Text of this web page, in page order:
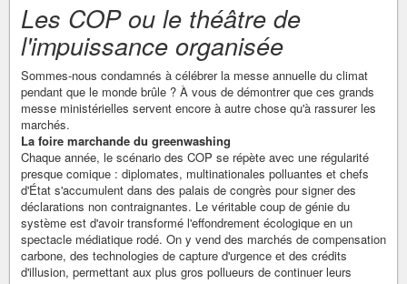
Les COP ou le théâtre de
l'impuissance organisée
Sommes-nous condamnés à célébrer la messe annuelle du climat
pendant que le monde brûle ? À vous de démontrer que ces grands
messe ministérielles servent encore à autre chose qu'à rassurer les
marchés.
La foire marchande du greenwashing
Chaque année, le scénario des COP se répète avec une régularité
presque comique : diplomates, multinationales polluantes et chefs
d'État s'accumulent dans des palais de congrès pour signer des
déclarations non contraignantes. Le véritable coup de génie du
système est d'avoir transformé l'effondrement écologique en un
spectacle médiatique rodé. On y vend des marchés de compensation
carbone, des technologies de capture d'urgence et des crédits
d'illusion, permettant aux plus gros pollueurs de continuer leurs